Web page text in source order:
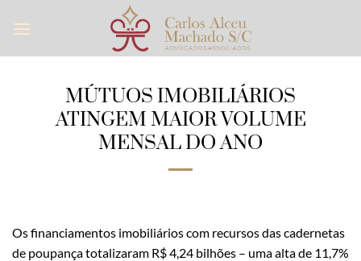
MÚTUOS IMOBILIÁRIOS
ATINGEM MAIOR VOLUME
MENSAL DO ANO
Os financiamentos imobiliários com recursos das cadernetas
de poupança totalizaram R$ 4,24 bilhões – uma alta de 11,7%